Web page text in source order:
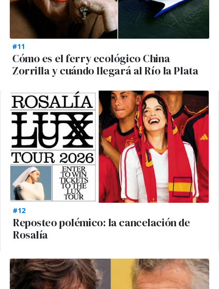
#11
Cómo es el ferry ecológico China
Zorrilla y cuándo llegará al Río la Plata
#12
Reposteo polémico: la cancelación de
Rosalía